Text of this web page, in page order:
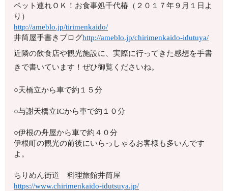
ペット連れＯＫ！お食事処千代椿（２０１７年９月１日よ
り）
http://ameblo.jp/tirimenkaido/
井筒屋手書きブログhttp://ameblo.jp/chirimenkaido-idutuya/
近隣の飲食店や観光施設に、実際に行ってきた感想を手書
きで書いています！ぜひ御覧くださいね。
○天橋立から車で約１５分
○与謝天橋立ICから車で約１０分
○伊根の舟屋から車で約４０分
伊根町の観光の前後にいらっしゃるお客様も多いんです
よ。
ちりめん街道 料理旅館井筒屋
https://www.chirimenkaido-idutsuya.jp/